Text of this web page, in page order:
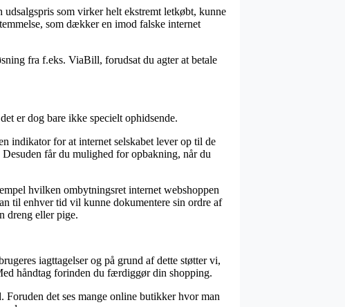
som virker helt ekstremt letkøbt, kunne
som dækker en imod falske internet
fra f.eks. ViaBill, forudsat du agter at betale
er dog bare ikke specielt ophidsende.
indikator for at internet selskabet lever op til de
får du mulighed for opbakning, når du
hvilken ombytningsret internet webshoppen
til enhver tid vil kunne dokumentere sin ordre af
dreng eller pige.
iagttagelser og på grund af dette støtter vi,
håndtag forinden du færdiggør din shopping.
det ses mange online butikker hvor man